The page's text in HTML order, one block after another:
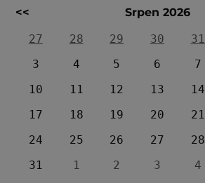
<< Srpen 2026
27
28 29 30 31
3
4 5 6 7
10
11 12 13 14
17
18 19 20 21
24
25 26 27 28
31
1 2 3 4